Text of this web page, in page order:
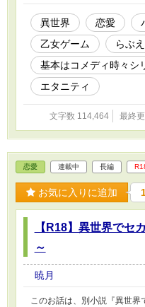
ンに転生していた。 幼少期
かった莉奈は、エンディング
ートを今度こそ目指そうと一
ームと違う？！ ゲームになか
知っている物語からどんどん
こともあったりなかったり・
とハッピーエンドを迎えられ
るお仕事中にまさかの初体験
ロインが、周りに翻弄され
頑張りるお話です。 【
で掲載するにあたり、大筋は
ーを不定期に更新予定。
ますが、R-18要素のある話に
さい。
異世界 恋愛
乙女ゲーム
らぶ
基本はコメディ時々シ
エタニティ
文字数 114,464 最終
恋愛 連載中 長編
お気に入りに追加
【R18】異世界でセ
～
暁月
このお話は、別小説『異世